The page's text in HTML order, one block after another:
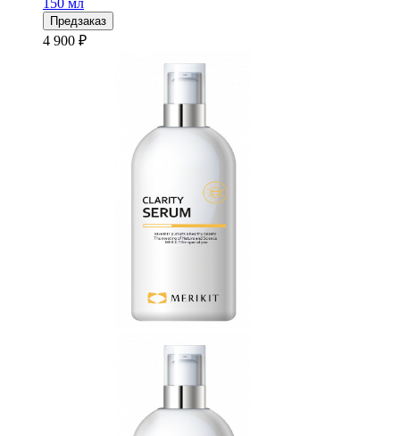
150 мл
Предзаказ
4 900 ₽